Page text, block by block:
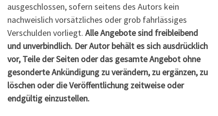
ausgeschlossen, sofern seitens des Autors kein
nachweislich vorsätzliches oder grob fahrlässiges
Verschulden vorliegt. Alle Angebote sind freibleibend
und unverbindlich. Der Autor behält es sich ausdrücklich
vor, Teile der Seiten oder das gesamte Angebot ohne
gesonderte Ankündigung zu verändern, zu ergänzen, zu
löschen oder die Veröffentlichung zeitweise oder
endgültig einzustellen.